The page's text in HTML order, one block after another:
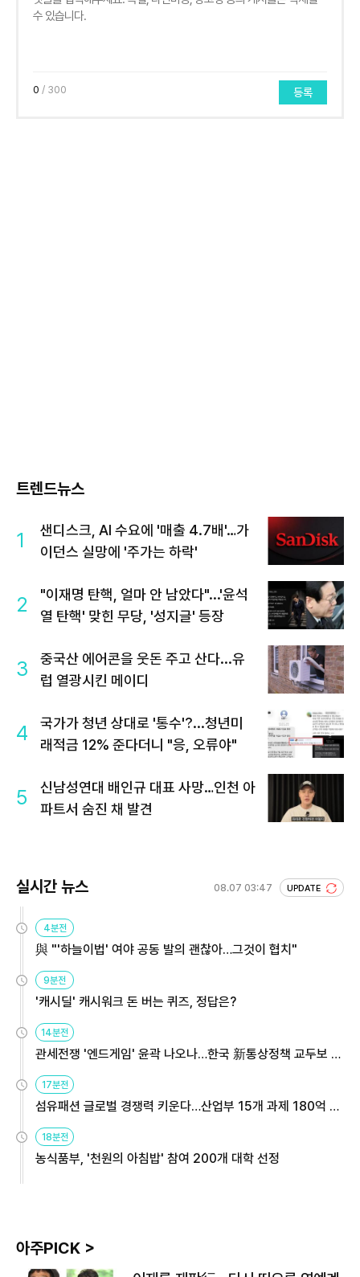
0 / 300 등록
트렌드뉴스
1
샌디스크, AI 수요에 '매출 4.7배'…가
이던스 실망에 '주가는 하락'
2
"이재명 탄핵, 얼마 안 남았다"...'윤석
열 탄핵' 맞힌 무당, '성지글' 등장
3
중국산 에어콘을 웃돈 주고 산다...유
럽 열광시킨 메이디
4
국가가 청년 상대로 '통수'?...청년미
래적금 12% 준다더니 "응, 오류야"
5
신남성연대 배인규 대표 사망…인천 아
파트서 숨진 채 발견
실시간 뉴스 08.07 03:47 UPDATE
4분전
與 "'하늘이법' 여야 공동 발의 괜찮아…그것이 협치"
9분전
'캐시딜' 캐시워크 돈 버는 퀴즈, 정답은?
14분전
관세전쟁 '엔드게임' 윤곽 나오나…한국 新통상정책 교두보 활
17분전
섬유패션 글로벌 경쟁력 키운다…산업부 15개 과제 180억 지
18분전
농식품부, '천원의 아침밥' 참여 200개 대학 선정
아주PICK >